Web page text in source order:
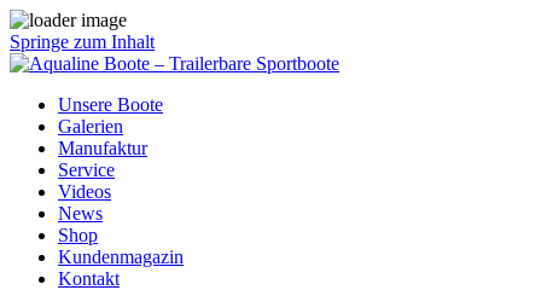
Springe zum Inhalt
Unsere Boote
Galerien
Manufaktur
Service
Videos
News
Shop
Kundenmagazin
Kontakt